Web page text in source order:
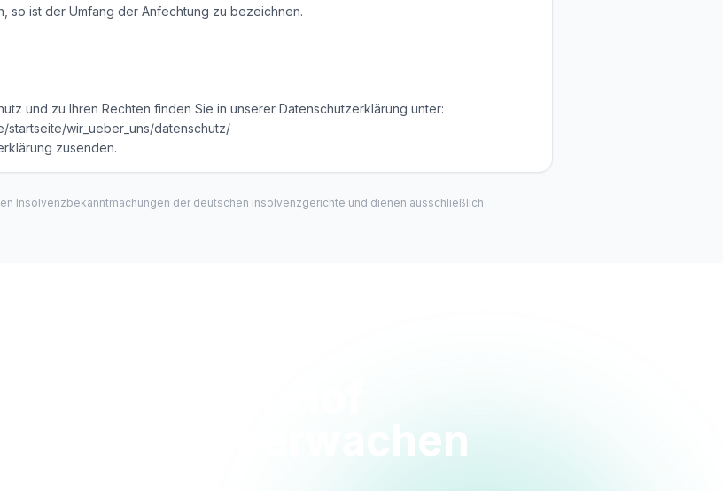
so ist der Umfang der Anfechtung zu bezeichnen.
und zu Ihren Rechten finden Sie in unserer Datenschutzerklärung unter:
startseite/wir_ueber_uns/datenschutz/
zusenden.
Insolvenzbekanntmachungen der deutschen Insolvenzgerichte und dienen ausschließlich
GmbH überwachen